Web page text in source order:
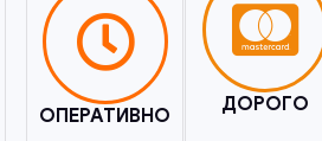
ОПЕРАТИВНО ДОРОГО